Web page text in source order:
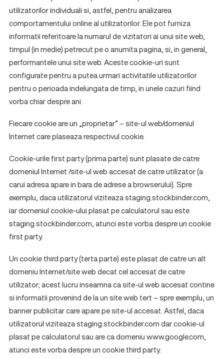
utilizatorilor individuali si, astfel, pentru analizarea
comportamentului online al utilizatorilor. Ele pot furniza
informatii referitoare la numarul de vizitatori ai unui site web,
timpul (in medie) petrecut pe o anumita pagina, si, in general,
performantele unui site web. Aceste cookie-uri sunt
configurate pentru a putea urmari activitatile utilizatorilor
pentru o perioada indelungata de timp, in unele cazuri fiind
vorba chiar despre ani.
Fiecare cookie are un „proprietar” – site-ul web/domeniul
Internet care plaseaza respectivul cookie.
Cookie-urile first party (prima parte) sunt plasate de catre
domeniul Internet /site-ul web accesat de catre utilizator (a
carui adresa apare in bara de adrese a browserului). Spre
exemplu, daca utilizatorul viziteaza staging.stockbinder.com,
iar domeniul cookie-ului plasat pe calculatorul sau este
staging.stockbinder.com, atunci este vorba despre un cookie
first party.
Un cookie third party (terta parte) este plasat de catre un alt
domeniu Internet/site web decat cel accesat de catre
utilizator; acest lucru inseamna ca site-ul web accesat contine
si informatii provenind de la un site web tert – spre exemplu, un
banner publicitar care apare pe site-ul accesat. Astfel, daca
utilizatorul viziteaza staging.stockbinder.com dar cookie-ul
plasat pe calculatorul sau are ca domeniu www.google.com,
atunci este vorba despre un cookie third party.